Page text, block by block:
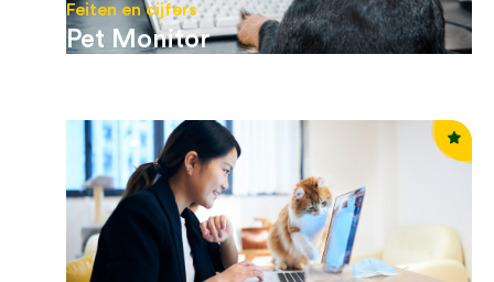
Feiten en cijfers
Pet Monitor